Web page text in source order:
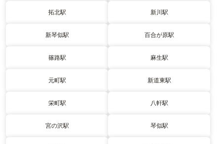
拓北駅 新川駅
新琴似駅 百合が原駅
篠路駅 麻生駅
元町駅 新道東駅
栄町駅 八軒駅
宮の沢駅 琴似駅